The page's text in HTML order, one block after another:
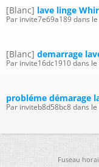
[Blanc] lave linge
Par invite7e69a189 dans
[Blanc] demarrage
Par invite16dc1910 dans
probléme démarage
Par inviteb8d58bc8 dans
Fuseau